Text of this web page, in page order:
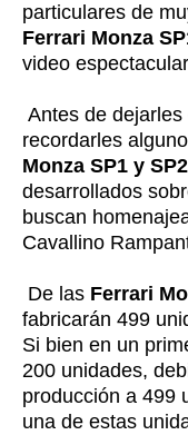
particulares de
Ferrari Monza
video
Antes de
recordarles
Monza SP1 y SP2
desarrollados
buscan
Cavallino
De las Ferrari
fabricarán 499
Si bien en un
200 unidades,
producción a 499
una de estas